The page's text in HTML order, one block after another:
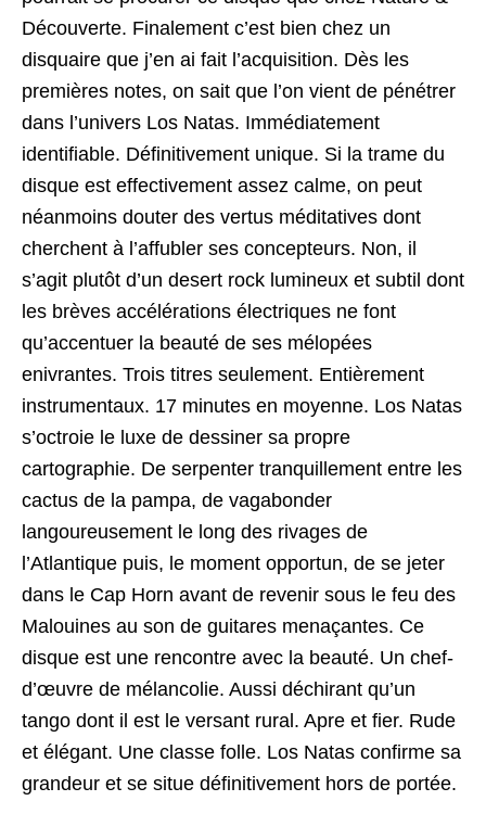
Découverte. Finalement c’est bien chez un
disquaire que j’en ai fait l’acquisition. Dès les
premières notes, on sait que l’on vient de pénétrer
dans l’univers Los Natas. Immédiatement
identifiable. Définitivement unique. Si la trame du
disque est effectivement assez calme, on peut
néanmoins douter des vertus méditatives dont
cherchent à l’affubler ses concepteurs. Non, il
s’agit plutôt d’un desert rock lumineux et subtil dont
les brèves accélérations électriques ne font
qu’accentuer la beauté de ses mélopées
enivrantes. Trois titres seulement. Entièrement
instrumentaux. 17 minutes en moyenne. Los Natas
s’octroie le luxe de dessiner sa propre
cartographie. De serpenter tranquillement entre les
cactus de la pampa, de vagabonder
langoureusement le long des rivages de
l’Atlantique puis, le moment opportun, de se jeter
dans le Cap Horn avant de revenir sous le feu des
Malouines au son de guitares menaçantes. Ce
disque est une rencontre avec la beauté. Un chef-
d’œuvre de mélancolie. Aussi déchirant qu’un
tango dont il est le versant rural. Apre et fier. Rude
et élégant. Une classe folle. Los Natas confirme sa
grandeur et se situe définitivement hors de portée.